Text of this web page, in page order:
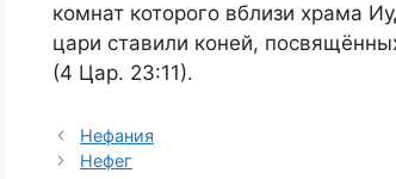
комнат которого вблизи храма
цари ставили коней,
(4 Цар. 23:11).
Нефания
Нефег